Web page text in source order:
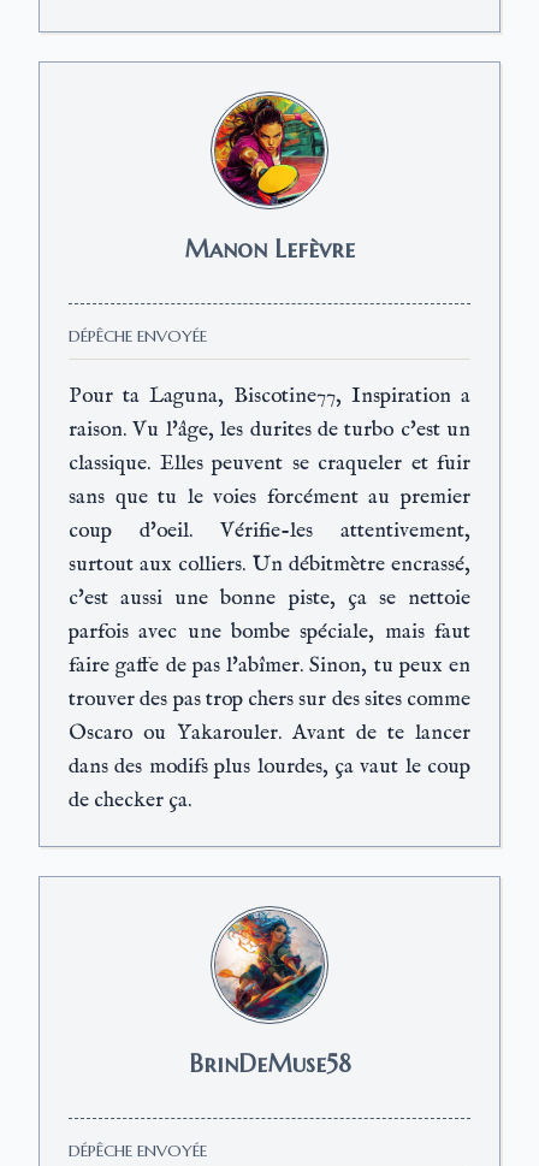
Manon Lefèvre
DÉPÊCHE ENVOYÉE
Pour ta Laguna, Biscotine77, Inspiration a
raison. Vu l'âge, les durites de turbo c'est un
classique. Elles peuvent se craqueler et fuir
sans que tu le voies forcément au premier
coup d'oeil. Vérifie-les attentivement,
surtout aux colliers. Un débitmètre encrassé,
c'est aussi une bonne piste, ça se nettoie
parfois avec une bombe spéciale, mais faut
faire gaffe de pas l'abîmer. Sinon, tu peux en
trouver des pas trop chers sur des sites comme
Oscaro ou Yakarouler. Avant de te lancer
dans des modifs plus lourdes, ça vaut le coup
de checker ça.
BrinDeMuse58
DÉPÊCHE ENVOYÉE